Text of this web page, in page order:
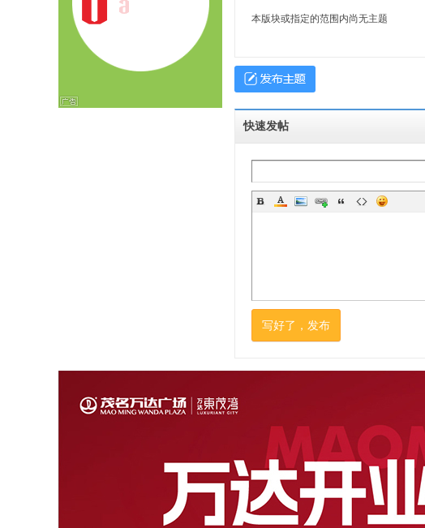
本版块或指定的范围内尚无主题
快速发帖
写好了，发布